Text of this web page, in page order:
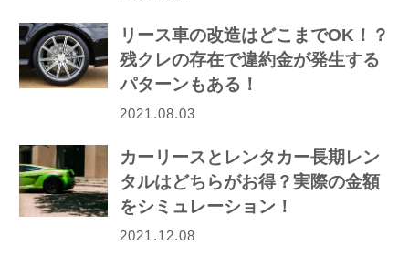
リース車の改造はどこまでOK！？
残クレの存在で違約金が発生する
パターンもある！
2021.08.03
カーリースとレンタカー長期レン
タルはどちらがお得？実際の金額
をシミュレーション！
2021.12.08